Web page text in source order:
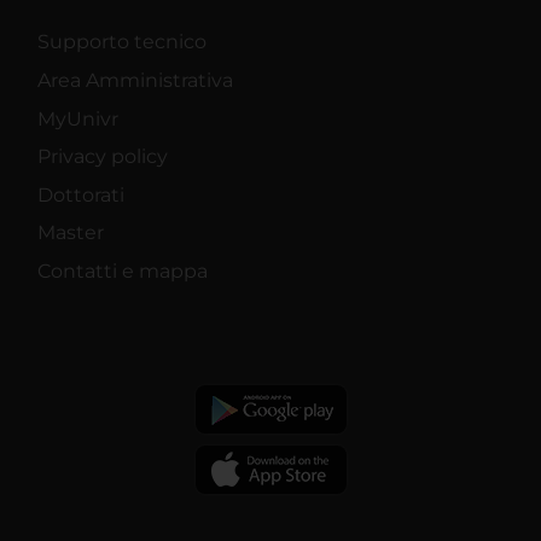
Supporto tecnico
Area Amministrativa
MyUnivr
Privacy policy
Dottorati
Master
Contatti e mappa